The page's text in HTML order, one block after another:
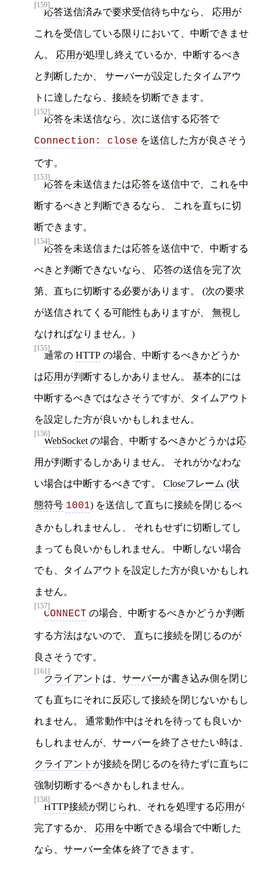
[159]
応答送信済みで要求受信待ち中なら、 応用 が
これを受信している限りにおいて、中断できませ
ん。 応用 が処理し終えているか、中断するべき
と判断したか、 サーバーが設定したタイムアウ
トに達したなら、接続を切断できます。
[152]
応答を未送信なら、次に送信する応答で
Connection: close を送信した方が良さそう
です。
[153]
応答を未送信または応答を送信中で、これを中
断するべきと判断できるなら、 これを直ちに切
断できます。
[154]
応答を未送信または応答を送信中で、中断する
べきと判断できないなら、 応答の送信を完了次
第、直ちに切断する必要があります。 (次の要求
が送信されてくる可能性もありますが、 無視し
なければなりません。)
[155]
通常の HTTP の場合、中断するべきかどうか
は応用 が判断するしかありません。 基本的には
中断するべきではなさそうですが、タイムアウト
を設定した方が良いかもしれません。
[156]
WebSocketの場合、中断するべきかどうかは応
用 が判断するしかありません。 それがかなわな
い場合は中断するべきです。 Closeフレーム (状
態符号 1001) を送信して直ちに接続を閉じるべ
きかもしれませんし、 それもせずに切断してし
まっても良いかもしれません。 中断しない場合
でも、タイムアウトを設定した方が良いかもしれ
ません。
[157]
CONNECT の場合、中断するべきかどうか判断
する方法はないので、 直ちに接続を閉じるのが
良さそうです。
[161]
クライアント は、 サーバーが書き込み側を閉じ
ても直ちにそれに反応して接続を閉じないかもし
れません。 通常動作中はそれを待っても良いか
もしれませんが、サーバーを終了させたい時は、
クライアント が接続を閉じるのを待たずに直ちに
強制切断するべきかもしれません。
[158]
HTTP接続が閉じられ、それを処理する応用 が
完了するか、 応用 を中断できる場合で中断した
なら、サーバー全体を終了できます。